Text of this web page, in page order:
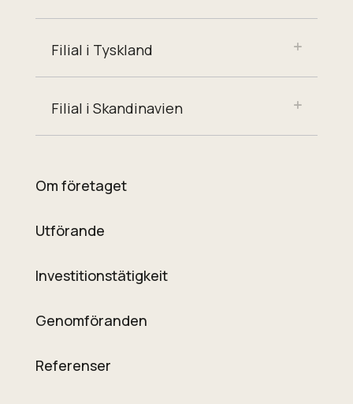
Filial i Tyskland
Filial i Skandinavien
Om företaget
Utförande
Investitionstätigkeit
Genomföranden
Referenser